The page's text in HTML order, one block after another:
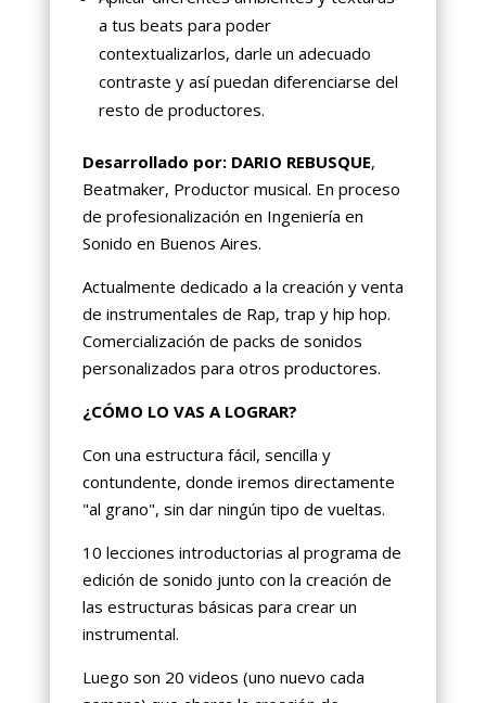
a tus beats para poder
contextualizarlos, darle un adecuado
contraste y así puedan diferenciarse del
resto de productores.
Desarrollado por: DARIO REBUSQUE,
Beatmaker, Productor musical. En proceso
de profesionalización en Ingeniería en
Sonido en Buenos Aires.
Actualmente dedicado a la creación y venta
de instrumentales de Rap, trap y hip hop.
Comercialización de packs de sonidos
personalizados para otros productores.
¿CÓMO LO VAS A LOGRAR?
Con una estructura fácil, sencilla y
contundente, donde iremos directamente
"al grano", sin dar ningún tipo de vueltas.
10 lecciones introductorias al programa de
edición de sonido junto con la creación de
las estructuras básicas para crear un
instrumental.
Luego son 20 videos (uno nuevo cada